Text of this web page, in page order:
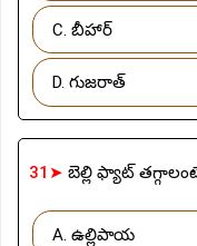
C. బీహార్
D. గుజరాత్
31➤ బెల్లి ఫ్యాట్
A. ఉల్లిపాయ